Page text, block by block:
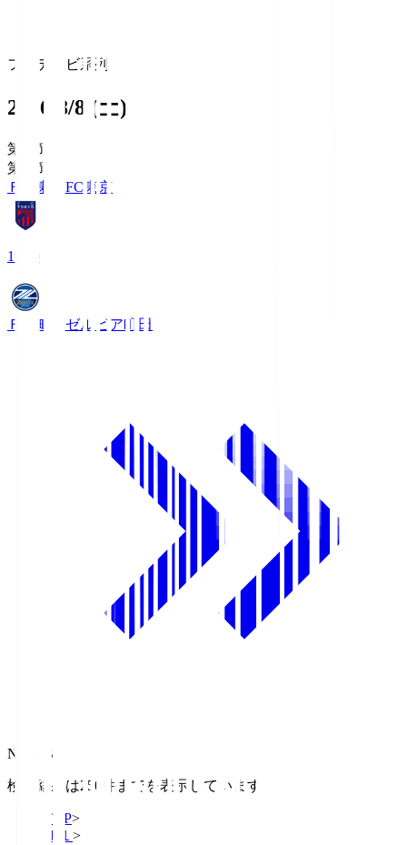
フジテレビ系列
2026/8/8 (土)
第1節
第1節
ＦＣ東京 FC東京
19:00
ＦＣ町田ゼルビア町田
NHK BS
検索結果は250件までを表示しています
TOP>
Ｊ１ >